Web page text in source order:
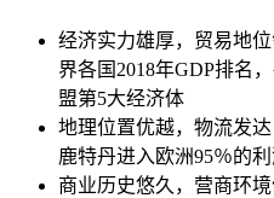
经济实力雄厚，贸易地
界各国2018年GDP排名
盟第5大经济体
地理位置优越，物流发
鹿特丹进入欧洲95％的
商业历史悠久，营商环境